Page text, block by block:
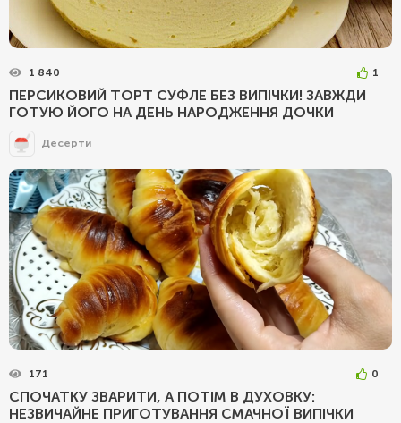
1 840 1
ПЕРСИКОВИЙ ТОРТ СУФЛЕ БЕЗ ВИПІЧКИ! ЗАВЖДИ
ГОТУЮ ЙОГО НА ДЕНЬ НАРОДЖЕННЯ ДОЧКИ
Десерти
171 0
СПОЧАТКУ ЗВАРИТИ, А ПОТІМ В ДУХОВКУ:
НЕЗВИЧАЙНЕ ПРИГОТУВАННЯ СМАЧНОЇ ВИПІЧКИ